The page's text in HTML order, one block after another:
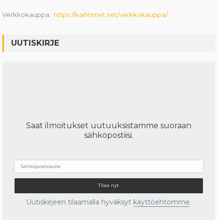
Verkkokauppa: https://kaihtimet.net/verkkokauppa/
UUTISKIRJE
Saat ilmoitukset uutuuksistamme suoraan
sähköpostiisi.
Uutiskirjeen tilaamalla hyväksyt käyttöehtomme.